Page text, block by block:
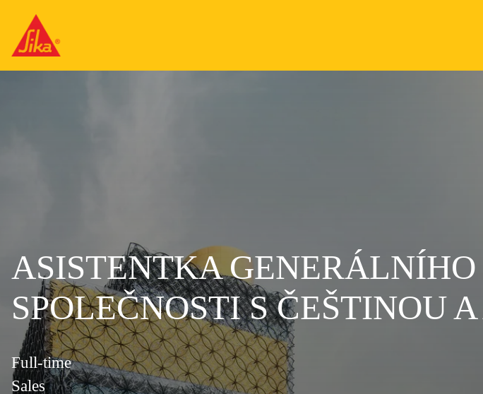
ASISTENTKA
SPOLEČNOSTI S ČEŠTINOU
Full-time
Sales